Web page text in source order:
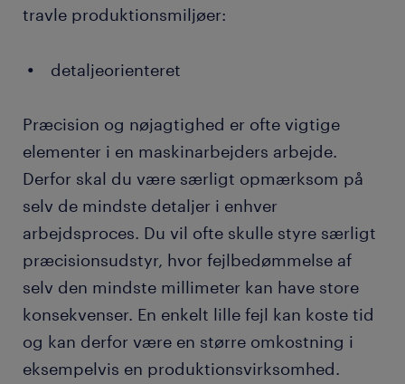
travle produktionsmiljøer:
detaljeorienteret
Præcision og nøjagtighed er ofte vigtige
elementer i en maskinarbejders arbejde.
Derfor skal du være særligt opmærksom på
selv de mindste detaljer i enhver
arbejdsproces. Du vil ofte skulle styre særligt
præcisionsudstyr, hvor fejlbedømmelse af
selv den mindste millimeter kan have store
konsekvenser. En enkelt lille fejl kan koste tid
og kan derfor være en større omkostning i
eksempelvis en produktionsvirksomhed.